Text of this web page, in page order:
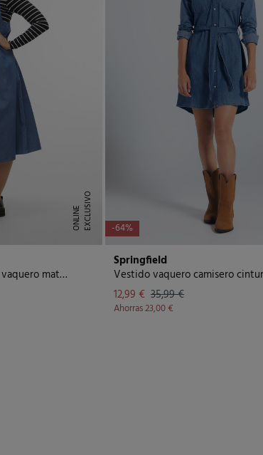
E
X
C
L
U
S I
V
O
O
N
L
I
N
E
Vestido midi de tirantes vaquero maternity
-64%
Springfield
Vestido vaquero camisero
12,99 € 35,99 €
Ahorras23,00 €